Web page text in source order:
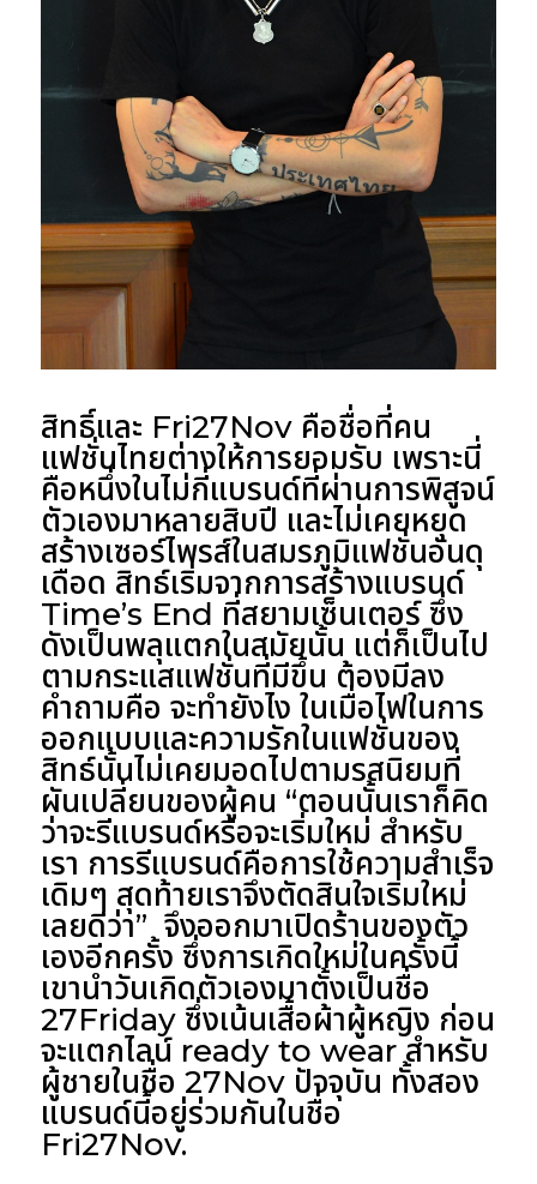
สิทธิ์และ Fri27Nov คือชื่อที่คน
แฟชั่นไทยต่างให้การยอมรับ เพราะนี่
คือหนึ่งในไม่กี่แบรนด์ที่ผ่านการพิสูจน์
ตัวเองมาหลายสิบปี และไม่เคยหยุด
สร้างเซอร์ไพรส์ในสมรภูมิแฟชั่นอันดุ
เดือด สิทธ์เริ่มจากการสร้างแบรนด์
Time’s End ที่สยามเซ็นเตอร์ ซึ่ง
ดังเป็นพลุแตกในสมัยนั้น แต่ก็เป็นไป
ตามกระแสแฟชั่นที่มีขึ้น ต้องมีลง
คำถามคือ จะทำยังไง ในเมื่อไฟในการ
ออกแบบและความรักในแฟชั่นของ
สิทธ์นั้นไม่เคยมอดไปตามรสนิยมที่
ผันเปลี่ยนของผู้คน “ตอนนั้นเราก็คิด
ว่าจะรีแบรนด์หรือจะเริ่มใหม่ สำหรับ
เรา การรีแบรนด์คือการใช้ความสำเร็จ
เดิมๆ สุดท้ายเราจึงตัดสินใจเริ่มใหม่
เลยดีว่า” จึงออกมาเปิดร้านของตัว
เองอีกครั้ง ซึ่งการเกิดใหม่ในครั้งนี้
เขานำวันเกิดตัวเองมาตั้งเป็นชื่อ
27Friday ซึ่งเน้นเสื้อผ้าผู้หญิง ก่อน
จะแตกไลน์ ready to wear สำหรับ
ผู้ชายในชื่อ 27Nov ปัจจุบัน ทั้งสอง
แบรนด์นี้อยู่ร่วมกันในชื่อ
Fri27Nov.